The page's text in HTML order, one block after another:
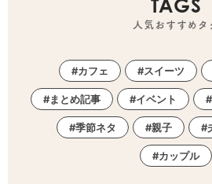
人気おすすめタ
カフェ スイーツ
まとめ記事 イベント
季節ネタ 親子
カップル